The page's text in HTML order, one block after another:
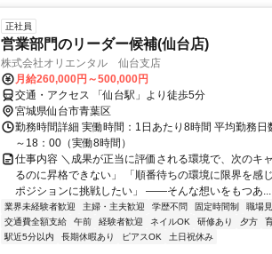
正社員
営業部門のリーダー候補(仙台店)
株式会社オリエンタル 仙台支店
月給260,000円～500,000円
交通・アクセス 「仙台駅」より徒歩5分
宮城県仙台市青葉区
勤務時間詳細 実働時間：1日あたり8時間 平均勤務
～18：00（実働8時間）
仕事内容 ＼成果が正当に評価される環境で、次のキ
るのに昇格できない」 「順番待ちの環境に限界を感
ポジションに挑戦したい」 ——そんな想いをもつあ...
業界未経験者歓迎 主婦・主夫歓迎 学歴不問 固定時間制 職場
交通費全額支給
午前 経験者歓迎 ネイルOK 研修あり 夕方
駅近5分以内
長期休暇あり ピアスOK 土日祝休み